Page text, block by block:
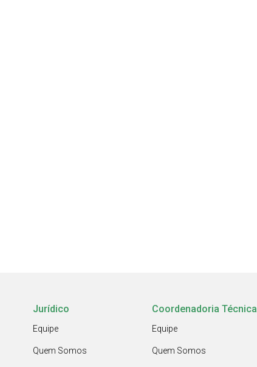
Jurídico
Equipe
Quem Somos
Coordenadoria Técnica
Equipe
Quem Somos